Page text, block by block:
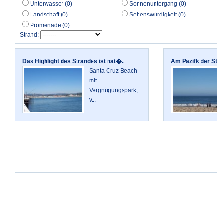
Unterwasser (0)
Sonnenuntergang (0)
Landschaft (0)
Sehenswürdigkeit (0)
Promenade (0)
Strand:
Das Highlight des Strandes ist nat�..
Santa Cruz Beach
mit
Vergnügungspark,
v...
Am Pazifk der